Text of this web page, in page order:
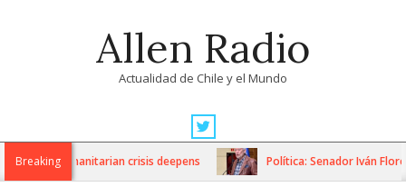
Allen Radio
Actualidad de Chile y el Mundo
Navigation
MenuBreaking
as humanitarian crisis deepens Política: Senador Iván Flores